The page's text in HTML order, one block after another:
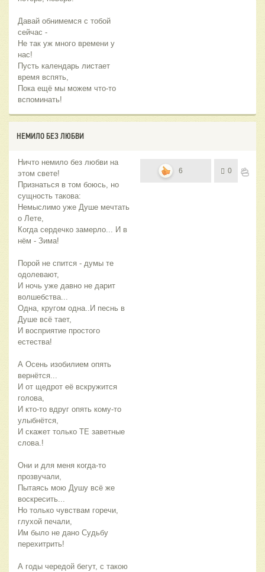
Давай обнимемся с тобой
сейчас -
Не так уж много времени у
нас!
Пусть календарь листает
время вспять,
Пока ещё мы можем что-то
вспоминать!
НЕМИЛО БЕЗ ЛЮБВИ
Ничто немило без любви на
этом свете!
Признаться в том боюсь, но
сущность такова:
Немыслимо уже Душе мечтать
о Лете,
Когда сердечко замерло... И в
нём - Зима!
Порой не спится - думы те
одолевают,
И ночь уже давно не дарит
волшебства...
Одна, кругом одна..И песнь в
Душе всё тает,
И восприятие простого
естества!
А Осень изобилием опять
вернётся...
И от щедрот её вскружится
голова,
И кто-то вдруг опять кому-то
улыбнётся,
И скажет только ТЕ заветные
слова.!
Они и для меня когда-то
прозвучали,
Пытаясь мою Душу всё же
воскресить...
Но только чувствам горечи,
глухой печали,
Им было не дано Судьбу
перехитрить!
А годы чередой бегут, с такою
6 0